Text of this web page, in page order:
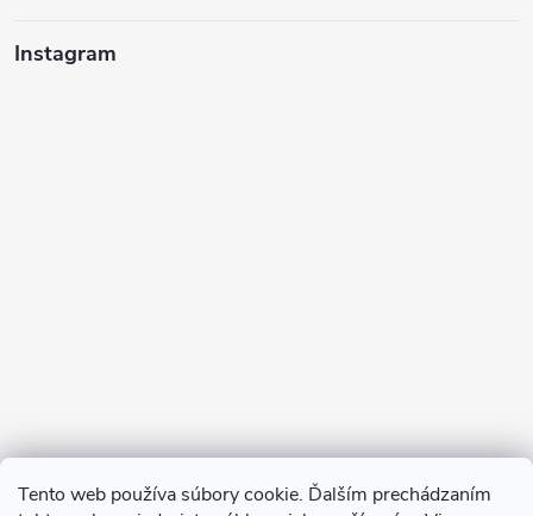
Tento web používa súbory cookie. Ďalším prechádzaním
Instagram
Sledovať na Instagrame